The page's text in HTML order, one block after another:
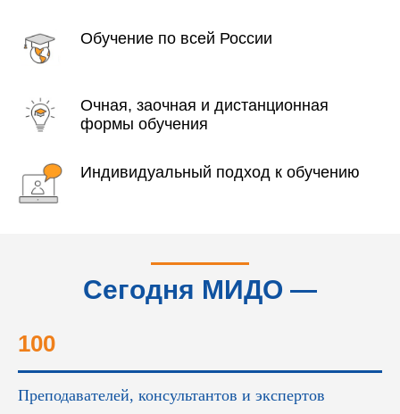
Обучение по всей России
Очная, заочная и дистанционная
формы обучения
Индивидуальный подход к обучению
Сегодня МИДО —
100
Преподавателей, консультантов и экспертов